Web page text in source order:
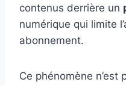
contenus derrière un
numérique qui limite
abonnement.
Ce phénomène n’est